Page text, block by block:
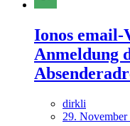
Ionos email-
Anmeldung
dirkli
29.